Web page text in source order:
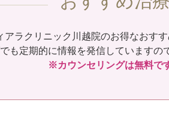
アラクリニック川越院のお得なおすす
も定期的に情報を発信していますの
※カウンセリングは無料で